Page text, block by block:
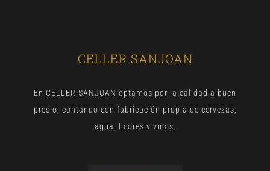
CELLER SANJOAN
En CELLER SANJOAN optamos por la calidad a buen
precio, contando con fabricación propia de cervezas,
agua, licores y vinos.